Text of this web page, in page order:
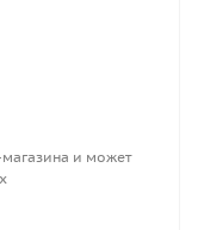
магазина и может